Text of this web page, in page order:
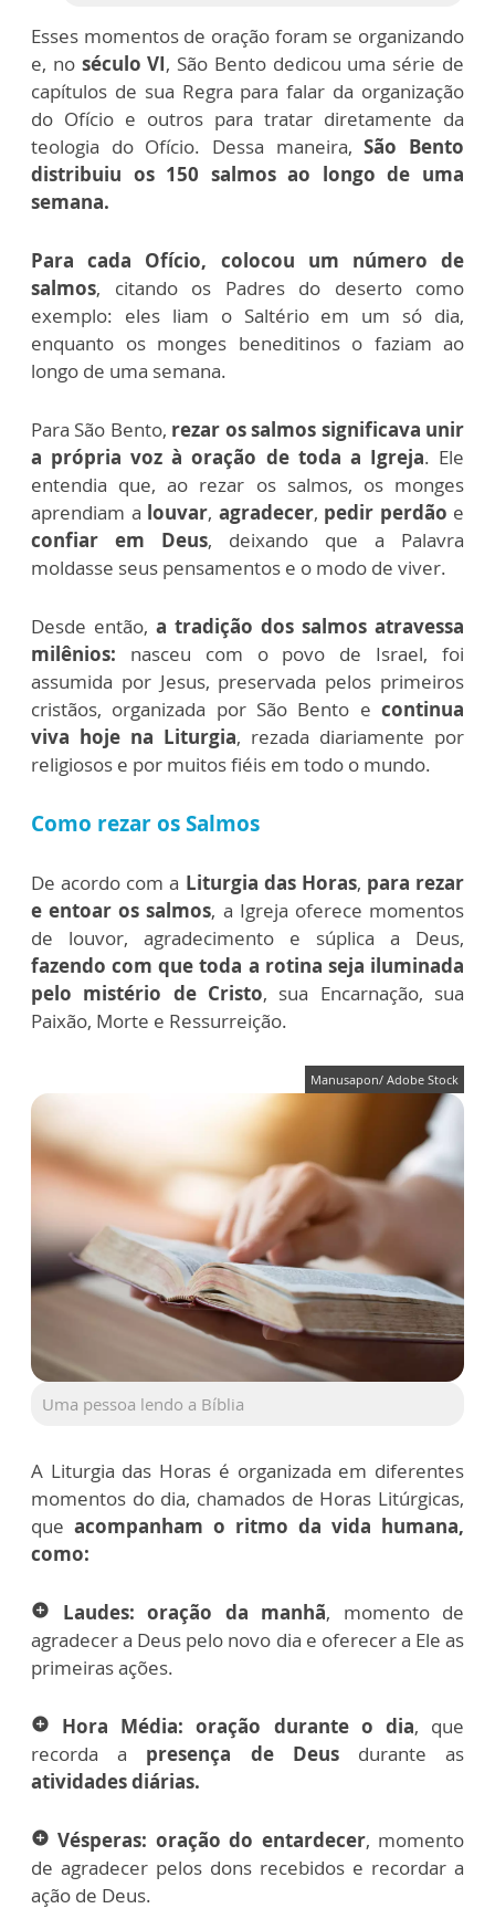
Esses momentos de oração foram se organizando
e, no século VI, São Bento dedicou uma série de
capítulos de sua Regra para falar da organização
do Ofício e outros para tratar diretamente da
teologia do Ofício. Dessa maneira,São Bento
distribuiu os 150 salmos ao longo de uma
semana.
Para cada Ofício, colocou um número de
salmos, citando os Padres do deserto como
exemplo: eles liam o Saltério em um só dia,
enquanto os monges beneditinos o faziam ao
longo de uma semana.
Para São Bento, rezar os salmos significava unir
a própria voz à oração de toda a Igreja. Ele
entendia que, ao rezar os salmos, os monges
aprendiam a louvar, agradecer, pedir perdão e
confiar em Deus, deixando que a Palavra
moldasse seus pensamentos e o modo de viver.
Desde então, a tradição dos salmos atravessa
milênios: nasceu com o povo de Israel, foi
assumida por Jesus, preservada pelos primeiros
cristãos, organizada por São Bento e continua
viva hoje na Liturgia, rezada diariamente por
religiosos e por muitos fiéis em todo o mundo.
Como rezar os Salmos
De acordo com a Liturgia das Horas, para rezar
e entoar os salmos, a Igreja oferece momentos
de louvor, agradecimento e súplica a Deus,
fazendo com que toda a rotina seja iluminada
pelo mistério de Cristo, sua Encarnação, sua
Paixão, Morte e Ressurreição.
Manusapon/ Adobe Stock
Uma pessoa lendo a Bíblia
A Liturgia das Horas é organizada em diferentes
momentos do dia, chamados de Horas Litúrgicas,
que acompanham o ritmo da vida humana,
como:
add_circle Laudes: oração da manhã, momento de
agradecer a Deus pelo novo dia e oferecer a Ele as
primeiras ações.
add_circle Hora Média: oração durante o dia, que
recorda a presença de Deusdurante as
atividades diárias.
add_circle Vésperas: oração do entardecer, momento
de agradecer pelos dons recebidos e recordar a
ação de Deus.